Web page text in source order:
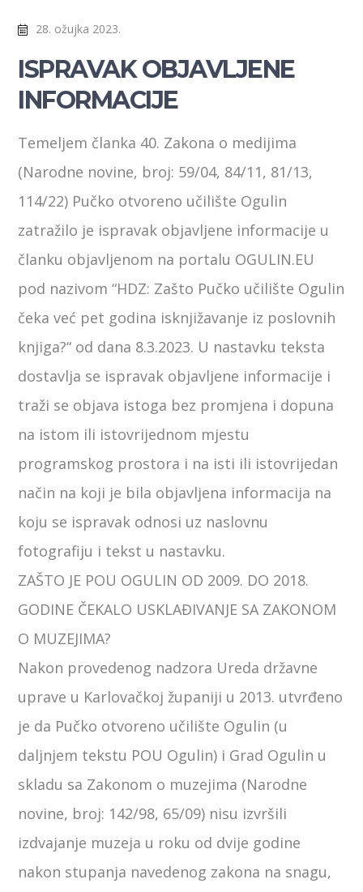
28. ožujka 2023.
ISPRAVAK OBJAVLJENE
INFORMACIJE
Temeljem članka 40. Zakona o medijima
(Narodne novine, broj: 59/04, 84/11, 81/13,
114/22) Pučko otvoreno učilište Ogulin
zatražilo je ispravak objavljene informacije u
članku objavljenom na portalu OGULIN.EU
pod nazivom “HDZ: Zašto Pučko učilište Ogulin
čeka već pet godina isknjižavanje iz poslovnih
knjiga?“ od dana 8.3.2023. U nastavku teksta
dostavlja se ispravak objavljene informacije i
traži se objava istoga bez promjena i dopuna
na istom ili istovrijednom mjestu
programskog prostora i na isti ili istovrijedan
način na koji je bila objavljena informacija na
koju se ispravak odnosi uz naslovnu
fotografiju i tekst u nastavku.
ZAŠTO JE POU OGULIN OD 2009. DO 2018.
GODINE ČEKALO USKLAĐIVANJE SA ZAKONOM
O MUZEJIMA?
Nakon provedenog nadzora Ureda državne
uprave u Karlovačkoj županiji u 2013. utvrđeno
je da Pučko otvoreno učilište Ogulin (u
daljnjem tekstu POU Ogulin) i Grad Ogulin u
skladu sa Zakonom o muzejima (Narodne
novine, broj: 142/98, 65/09) nisu izvršili
izdvajanje muzeja u roku od dvije godine
nakon stupanja navedenog zakona na snagu,